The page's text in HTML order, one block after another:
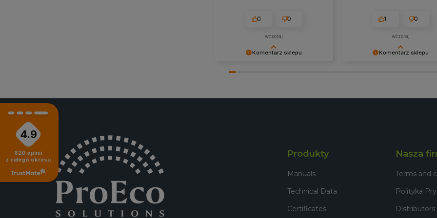
Komentarz sklepu
0 0
wczoraj
Komentarz sklepu
1 0
wczoraj
4.9
820 opinii
z całego okresu
Produkty
Manuals
Technical Data
Certificates
Nasza
Terms and
Polityka
Distributors